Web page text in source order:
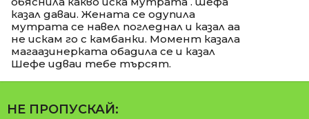
казал даваи. Жената се одупила
мутрата се навел погледнал и казал аа
не искам го с камбанки. Момент казала
магаазинерката обадила се и казал
Шефе идваи тебе търсят.
НЕ ПРОПУСКАЙ: